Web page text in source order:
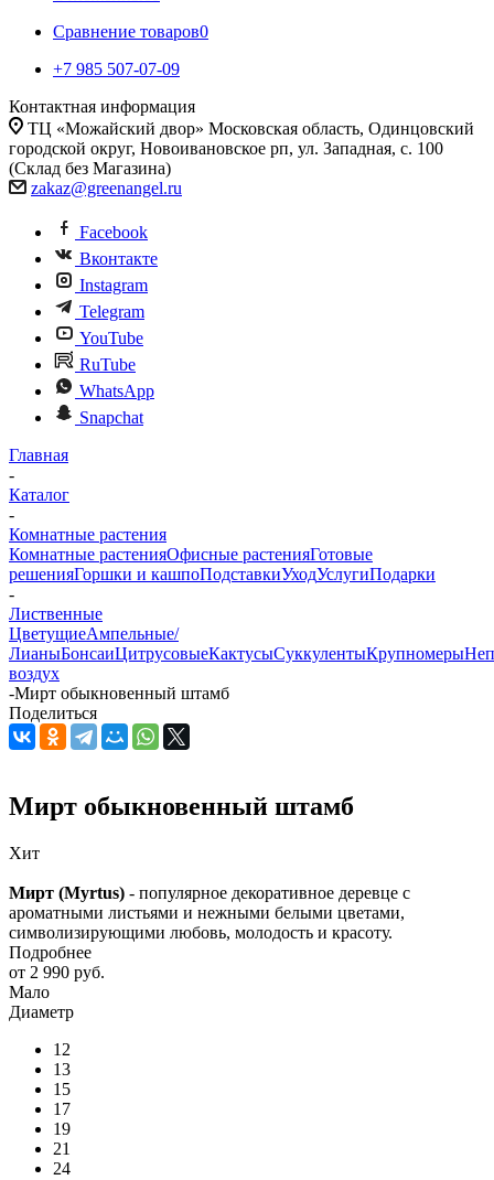
Сравнение товаров0
+7 985 507-07-09
Контактная информация
ТЦ «Можайский двор» Московская область, Одинцовский
городской округ, Новоивановское рп, ул. Западная, с. 100
(Склад без Магазина)
zakaz@greenangel.ru
Facebook
Вконтакте
Instagram
Telegram
YouTube
RuTube
WhatsApp
Snapchat
Главная
-
Каталог
-
Комнатные растения
Комнатные растенияОфисные растенияГотовые
решенияГоршки и кашпоПодставкиУходУслугиПодарки
-
Лиственные
ЦветущиеАмпельные/
ЛианыБонсаиЦитрусовыеКактусыСуккулентыКрупномеры
воздух
-Мирт обыкновенный штамб
Поделиться
Мирт обыкновенный штамб
Хит
Мирт (Myrtus) - популярное декоративное деревце с
ароматными листьями и нежными белыми цветами,
символизирующими любовь, молодость и красоту.
Подробнее
от 2 990 руб.
Мало
Диаметр
12
13
15
17
19
21
24